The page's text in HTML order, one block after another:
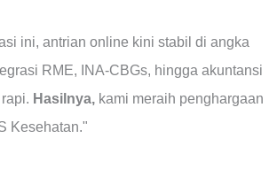
ini, antrian online kini stabil di angka
RME, INA-CBGs, hingga akuntansi
Hasilnya, kami meraih penghargaan
Kesehatan."